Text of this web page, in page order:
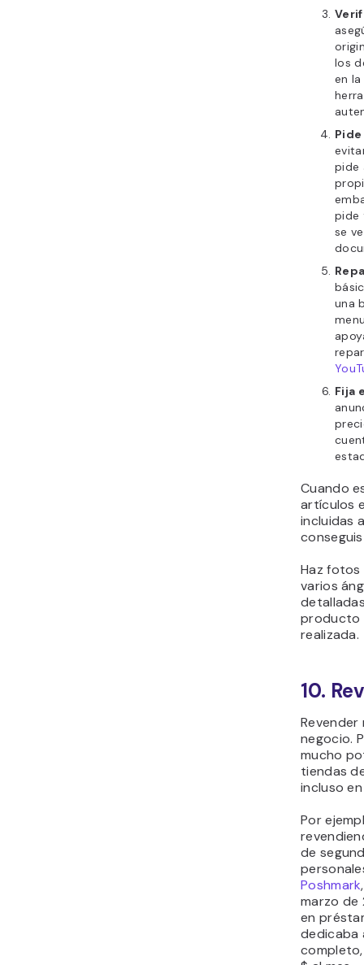
los
en
pide
pide
se
una
Fija
Cuando
artículos
incluidas
Haz fotos
varios
producto
realizada.
10.
negocio.
mucho
tiendas
incluso
Por
de
Poshmark
marzo de
en
dedicaba